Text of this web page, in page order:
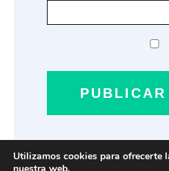
Utilizamos cookies para ofrecerte